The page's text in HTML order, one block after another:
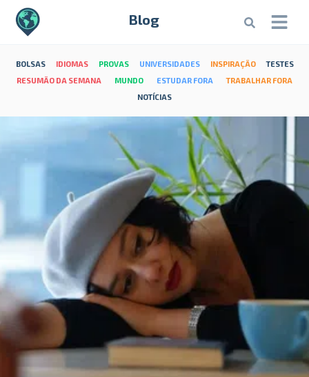
Blog
BOLSAS IDIOMAS PROVAS UNIVERSIDADES INSPIRAÇÃO
TESTES
RESUMÃO DA SEMANA
MUNDO ESTUDAR FORA
TRABALHAR FORA
NOTÍCIAS